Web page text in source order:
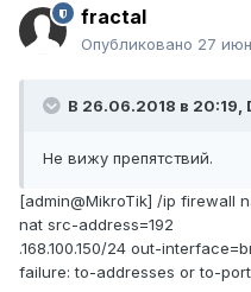
fractal
Опубликовано 27
В 26.06.2018 в 20:19,
Не вижу препятствий.
[admin@MikroTik] /ip firewall
nat src-address=192
.168.100.150/24 out-
failure: to-addresses or to-